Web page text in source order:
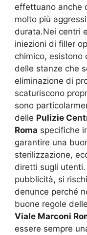
effettuano anche
molto più
durata.Nei centri
iniezioni di filler
chimico, esistono
delle stanze che
eliminazione di
scaturiscono
sono
delle Pulizie
Roma specifiche
garantire una
sterilizzazione,
diretti sugli
pubblicità, si
denunce perché
buone regole delle
Viale Marconi
essere sempre